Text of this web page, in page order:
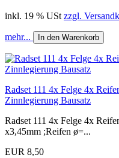
inkl. 19 % USt zzgl.
mehr... In den Warenkorb
Radset 111 4x Felge 4x
Zinnlegierung Bausatz
Radset 111 4x Felge 4x
x3,45mm ;Reifen ø=...
EUR 8,50